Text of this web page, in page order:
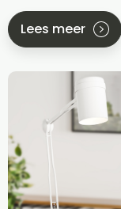
Lees meer